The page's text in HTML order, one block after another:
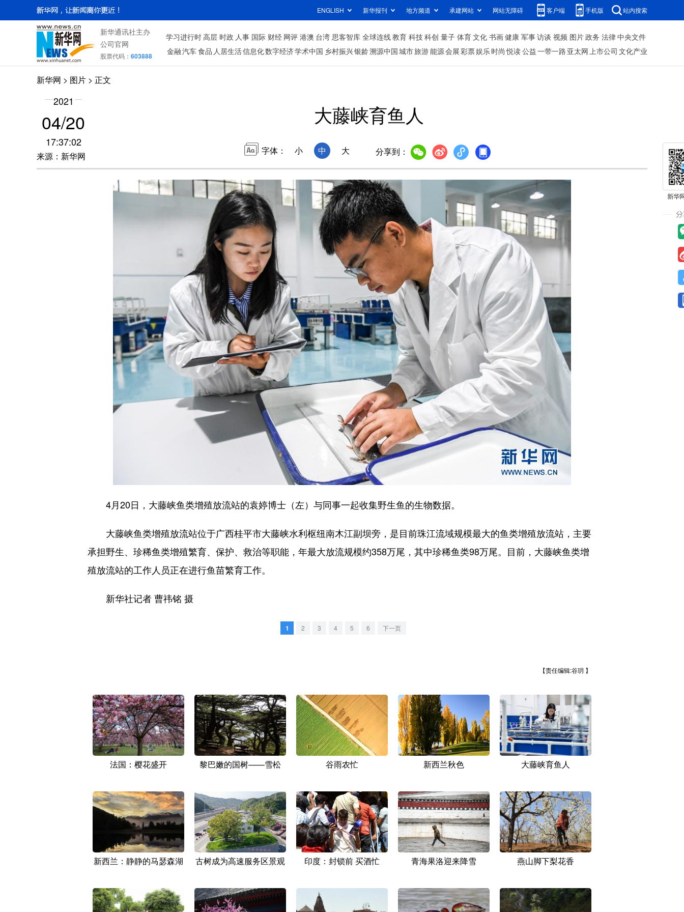
ENGLISH 新华报刊 地方频道 承建网站 网站无障碍 客户端 手机版 站内搜索
新华通讯社主办
公司官网
股票代码： 603888
学习进行时高层 时政 人事 国际 财经 网评 港澳 台湾 思客智库 全球连线教育 科技科创 量子 体育文化 书画健康 军事访谈 视频 图片政务 法律中央文件
金融汽车食品 人居生活信息化数字经济学术中国 乡村振兴银龄溯源中国城市旅游能源会展彩票娱乐时尚 悦读公益一带一路 亚太网上市公司 文化产业
新华网 > 图片 > 正文
2021
04/20
17:37:02
来源：新华网
大藤峡育鱼人
字体： 小 中 大 分享到：
4月20日，大藤峡鱼类增殖放流站的袁婷博士（左）与同事一起收集野生鱼的生物数据。
大藤峡鱼类增殖放流站位于广西桂平市大藤峡水利枢纽南木江副坝旁，是目前珠江流域规模最大的鱼类增殖放流站，主要
承担野生、珍稀鱼类增殖繁育、保护、救治等职能，年最大放流规模约358万尾，其中珍稀鱼类98万尾。目前，大藤峡鱼类增
殖放流站的工作人员正在进行鱼苗繁育工作。
新华社记者 曹祎铭 摄
1 2 3 4 5 6 下一页
【责任编辑:谷玥 】
法国：樱花盛开 黎巴嫩的国树——雪松 谷雨农忙 新西兰秋色 大藤峡育鱼人
新西兰：静静的马瑟森湖 古树成为高速服务区景观 印度：封锁前 买酒忙 青海果洛迎来降雪 燕山脚下梨花香